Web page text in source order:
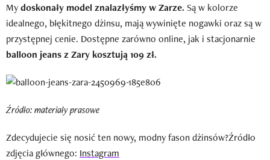
Mydoskonały model znalazłyśmy w Zarze. Są w kolorze
idealnego, błękitnego dżinsu, mają wywinięte nogawki oraz są w
przystępnej cenie. Dostępne zarówno online, jak i stacjonarnie
balloon jeans z Zary kosztują 109 zł.
Źródło: materiały prasowe
Zdecydujecie się nosić ten nowy, modny fason dżinsów?Źródło
zdjęcia głównego: Instagram